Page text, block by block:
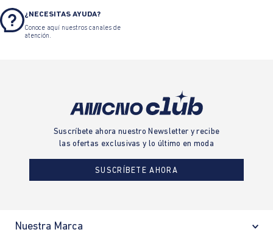
¿NECESITAS AYUDA?
Conoce aquí nuestros canales de
atención.
Suscríbete ahora nuestro Newsletter y recibe
las ofertas exclusivas y lo último en moda
SUSCRÍBETE AHORA
Nuestra Marca